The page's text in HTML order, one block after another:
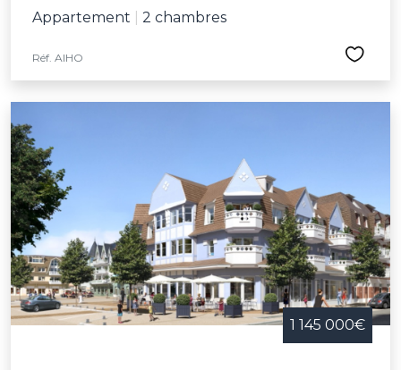
Appartement 2 chambres
Réf. AIHO
1 145 000€